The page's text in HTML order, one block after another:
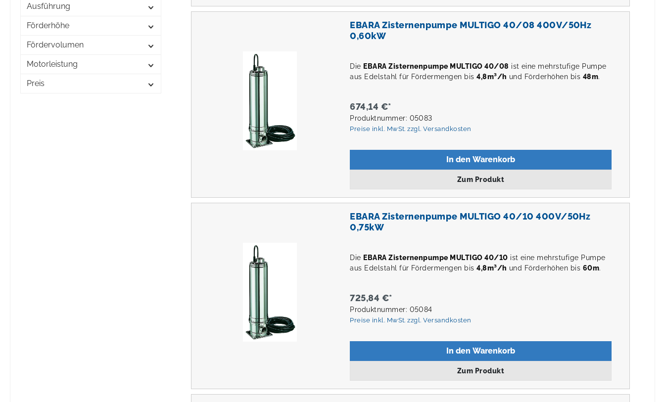
Ausführung
Förderhöhe
Fördervolumen
Motorleistung
Preis
EBARA Zisternenpumpe MULTIGO 40/08 400V/50Hz
0,60kW
Die EBARA Zisternenpumpe MULTIGO 40/08 ist eine mehrstufige Pumpe
aus Edelstahl für Fördermengen bis4,8m³/h und Förderhöhen bis 48m.
674,14 €*
Produktnummer: 05083
Preise inkl. MwSt. zzgl. Versandkosten
In den Warenkorb
Zum Produkt
EBARA Zisternenpumpe MULTIGO 40/10 400V/50Hz
0,75kW
Die EBARA Zisternenpumpe MULTIGO 40/10 ist eine mehrstufige Pumpe
aus Edelstahl für Fördermengen bis4,8m³/h und Förderhöhen bis 60m.
725,84 €*
Produktnummer: 05084
Preise inkl. MwSt. zzgl. Versandkosten
In den Warenkorb
Zum Produkt